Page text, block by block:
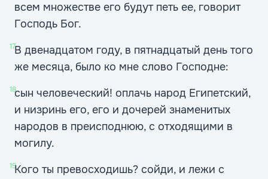
всем множестве его будут петь ее, говорит
Господь Бог.
17В двенадцатом году, в пятнадцатый день того
же месяца, было ко мне слово Господне:
18сын человеческий! оплачь народ Египетский,
и низринь его, его и дочерей знаменитых
народов в преисподнюю, с отходящими в
могилу.
19Кого ты превосходишь? сойди, и лежи с